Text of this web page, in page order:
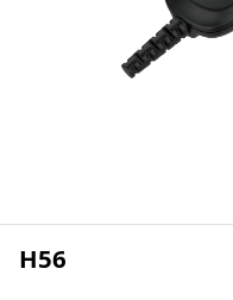
H56